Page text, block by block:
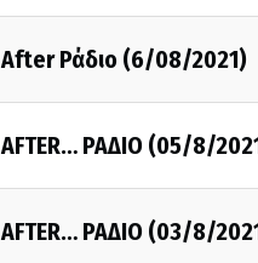
After Ράδιο (6/08/2021)
AFTER… ΡΑΔΙΟ (05/8/
AFTER… ΡΑΔΙΟ (03/8/